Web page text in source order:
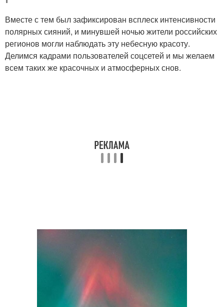
Вместе с тем был зафиксирован всплеск интенсивности
полярных сияний, и минувшей ночью жители российских
регионов могли наблюдать эту небесную красоту.
Делимся кадрами пользователей соцсетей и мы желаем
всем таких же красочных и атмосферных снов.